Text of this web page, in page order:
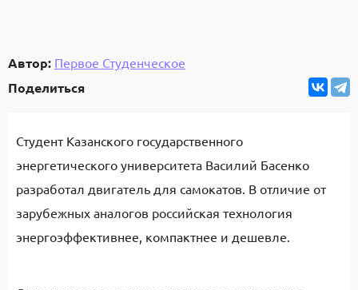
Автор: Первое Студенческое
Поделиться
Студент Казанского государственного
энергетического университета Василий Басенко
разработал двигатель для самокатов. В отличие от
зарубежных аналогов российская технология
энергоэффективнее, компактнее и дешевле.